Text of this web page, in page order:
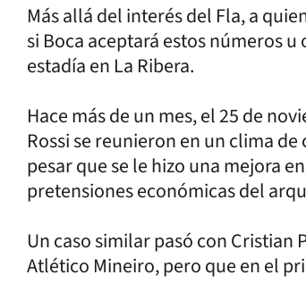
Más allá del interés del Fla, a
si Boca aceptará estos números
estadía en La Ribera.
Hace más de un mes, el 25 de
Rossi se reunieron en un clima
pesar que se le hizo una mejora
pretensiones económicas del
Un caso similar pasó con Cristian
Atlético Mineiro, pero que en el